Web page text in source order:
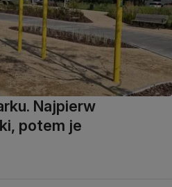
Najpierw
potem je